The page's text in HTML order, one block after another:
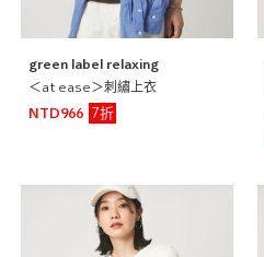
green label relaxing
＜at ease＞刺繡上衣
NTD966
7折